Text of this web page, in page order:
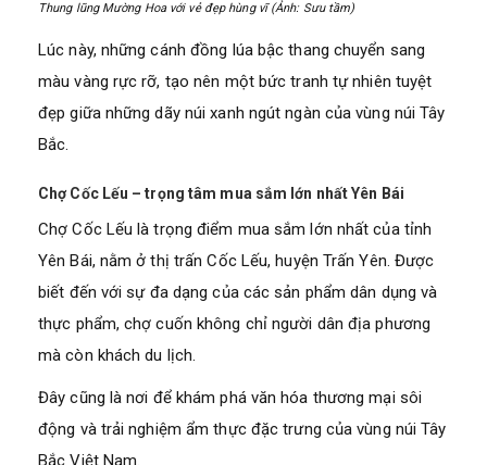
Thung lũng Mường Hoa với vẻ đẹp hùng vĩ (Ảnh: Sưu tầm)
Lúc này, những cánh đồng lúa bậc thang chuyển sang
màu vàng rực rỡ, tạo nên một bức tranh tự nhiên tuyệt
đẹp giữa những dãy núi xanh ngút ngàn của vùng núi Tây
Bắc.
Chợ Cốc Lếu – trọng tâm mua sắm lớn nhất Yên Bái
Chợ Cốc Lếu là trọng điểm mua sắm lớn nhất của tỉnh
Yên Bái, nằm ở thị trấn Cốc Lếu, huyện Trấn Yên. Được
biết đến với sự đa dạng của các sản phẩm dân dụng và
thực phẩm, chợ cuốn không chỉ người dân địa phương
mà còn khách du lịch.
Đây cũng là nơi để khám phá văn hóa thương mại sôi
động và trải nghiệm ẩm thực đặc trưng của vùng núi Tây
Bắc Việt Nam.